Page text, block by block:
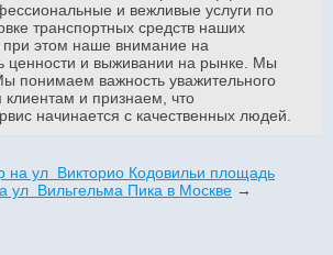
и вежливые услуги по
транспортных средств наших
при этом наше внимание на
ценности и выживании на рынке. Мы
понимаем важность уважительного
и признаем, что
начинается с качественных людей.
на ул Викторио Кодовильи площадь
ул Вильгельма Пика в Москве →